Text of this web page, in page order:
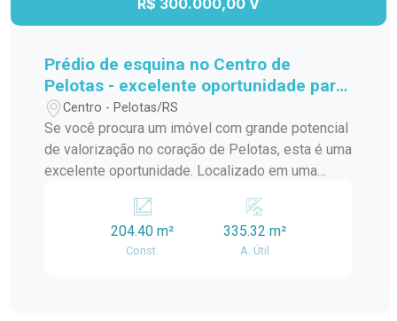
R$ 300.000,00 V
Prédio de esquina no Centro de
Pelotas - excelente oportunidade para
investidores e construtores.
Centro - Pelotas/RS
Se você procura um imóvel com grande potencial
de valorização no coração de Pelotas, esta é uma
excelente oportunidade. Localizado em uma
prédio é ideal para quem deseja realizar uma
reforma completa ou desenvolver um novo
empreendimento por meio da demolição da
204.40 m²
Const.
335.32 m²
A. Útil